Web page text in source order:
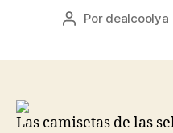
Autor
Por dealcoolya
Las camisetas de las